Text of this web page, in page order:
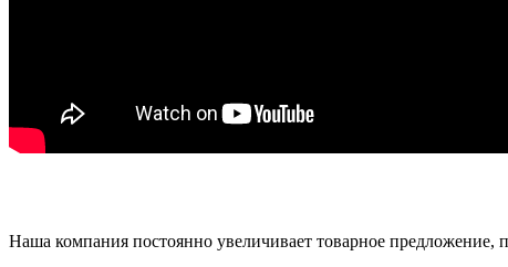
Наша компания постоянно увеличивает товарное предложение,